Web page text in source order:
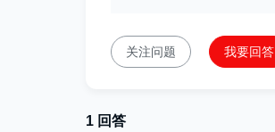
关注问题 我要回答
1 回答